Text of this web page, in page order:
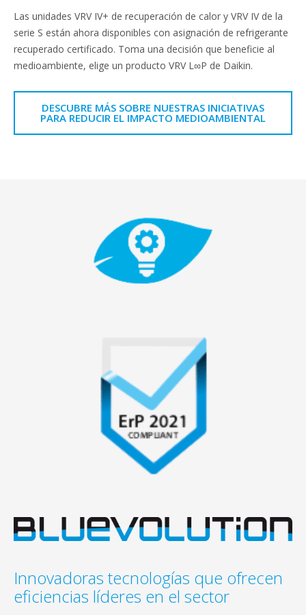
Las unidades VRV IV+ de recuperación de calor y VRV IV de la
serie S están ahora disponibles con asignación de refrigerante
recuperado certificado. Toma una decisión que beneficie al
medioambiente, elige un producto VRV L∞P de Daikin.
DESCUBRE MÁS SOBRE NUESTRAS INICIATIVAS
PARA REDUCIR EL IMPACTO MEDIOAMBIENTAL
Innovadoras tecnologías que ofrecen
eficiencias líderes en el sector